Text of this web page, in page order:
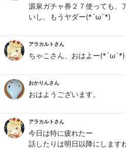
源泉ガチャ券２７使っても、
いし、もうヤダー(*´ω`*)
アラカルトさん
ちゃこさん、おはよー(*´ω`*)
おかりんさん
おはようございます。
アラカルトさん
今日は特に疲れたー
話したりは明日以降にします